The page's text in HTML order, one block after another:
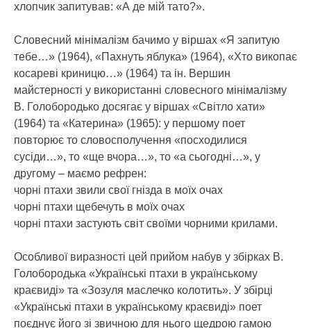
хлопчик запитував: «А де мій тато?».
Словесний мінімалізм бачимо у віршах «Я запитую
тебе…» (1964), «Пахнуть яблука» (1964), «Хто викопає
косареві криницю…» (1964) та ін. Вершин
майстерності у використанні словесного мінімалізму
В. Голобородько досягає у віршах «Світло хати»
(1964) та «Катерина» (1965): у першому поет
повторює то словосполучення «посходилися
сусіди…», то «ще вчора…», то «а сьогодні…», у
другому – маємо рефрен:
чорні птахи звили свої гнізда в моїх очах
чорні птахи щебечуть в моїх очах
чорні птахи застують світ своїми чорними крилами.
Особливої виразності цей прийом набув у збірках В.
Голобородька «Українські птахи в українському
краєвиді» та «Зозуля маслечко колотить». У збірці
«Українські птахи в українському краєвиді» поет
поєднує його зі звичною для нього щедрою гамою